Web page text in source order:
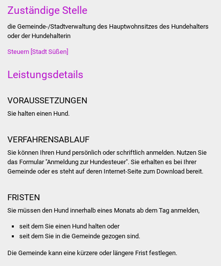
Partnerstädte
Projekte
Zuständige Stelle
die Gemeinde-/Stadtverwaltung des Hauptwohnsitzes des Hundehalters
oder der Hundehalterin
Steuern [Stadt Süßen]
Leistungsdetails
VORAUSSETZUNGEN
Sie halten einen Hund.
VERFAHRENSABLAUF
Sie können Ihren Hund persönlich oder schriftlich anmelden. Nutzen Sie
das Formular "Anmeldung zur Hundesteuer". Sie erhalten es bei Ihrer
Gemeinde oder es steht auf deren Internet-Seite zum Download bereit.
FRISTEN
Sie müssen den Hund innerhalb eines Monats ab dem Tag anmelden,
seit dem Sie einen Hund halten oder
seit dem Sie in die Gemeinde gezogen sind.
Die Gemeinde kann eine kürzere oder längere Frist festlegen.